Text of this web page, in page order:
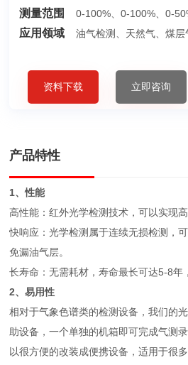
测量范围 0-100%、0-100%、0-
应用领域 油气检测、天然气、煤层
资料下载 立即咨询
产品特性
1、性能
高性能：红外光学检测技术，可以实现
快响应：光学检测属于连续无损检测，
免漏油气层。
长寿命：无需耗材，寿命最长可达5-8年
2、易用性
相对于气象色谱类的检测设备，我们的
助设备，一个单独的机箱即可完成气测
以很方便的改装成便携设备，适用于很